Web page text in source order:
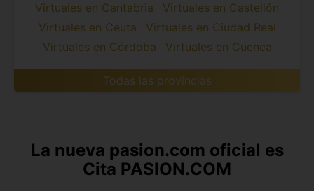
Virtuales en Cantabria
Virtuales en Castellón
Virtuales en Ceuta
Virtuales en Ciudad Real
Virtuales en Córdoba
Virtuales en Cuenca
Todas las provincias
La nueva pasion.com oficial es
Cita PASION.COM